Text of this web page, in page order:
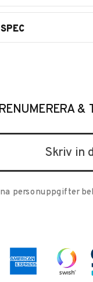
&
personuppgifter